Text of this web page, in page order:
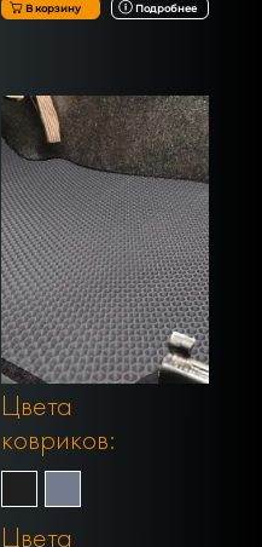
В корзину Подробнее
Цвета
ковриков:
Цвета